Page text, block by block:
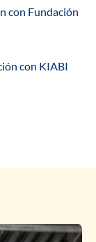
con Fundación
con KIABI